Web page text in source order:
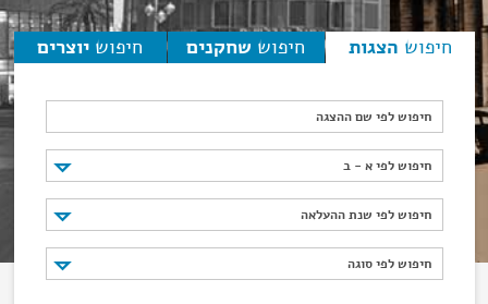
חיפוש הצגות חיפוש שחקנים חיפוש יוצרים
חיפוש לפי שם ההצגה
חיפוש לפי א - ב
חיפוש לפי א - ב
חיפוש לפי שנת ההעלאה
חיפוש לפי שנת ההעלאה
חיפוש לפי סוגה
חיפוש לפי סוגה